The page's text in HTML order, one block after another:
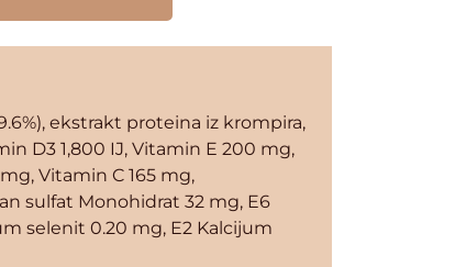
ekstrakt proteina iz krompira,
D3 1,800 IJ, Vitamin E 200 mg,
Vitamin C 165 mg,
sulfat Monohidrat 32 mg, E6
selenit 0.20 mg, E2 Kalcijum